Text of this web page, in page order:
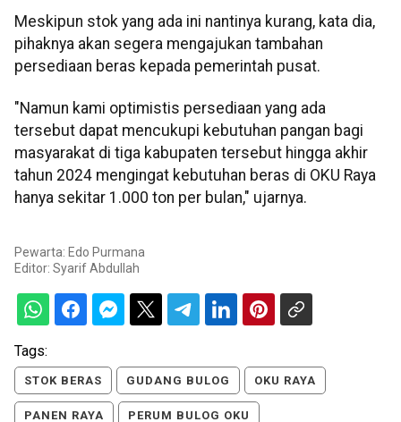
Meskipun stok yang ada ini nantinya kurang, kata dia,
pihaknya akan segera mengajukan tambahan
persediaan beras kepada pemerintah pusat.
"Namun kami optimistis persediaan yang ada
tersebut dapat mencukupi kebutuhan pangan bagi
masyarakat di tiga kabupaten tersebut hingga akhir
tahun 2024 mengingat kebutuhan beras di OKU Raya
hanya sekitar 1.000 ton per bulan," ujarnya.
Pewarta: Edo Purmana
Editor: Syarif Abdullah
Tags:
STOK BERAS GUDANG BULOG OKU RAYA
PANEN RAYA PERUM BULOG OKU